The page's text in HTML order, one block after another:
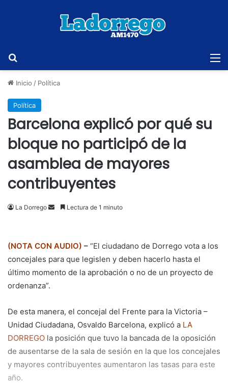
Inicio / Política
Política
Barcelona explicó por qué su
bloque no participó de la
asamblea de mayores
contribuyentes
La Dorrego
SendLectura de 1 minuto
(NOTA CON AUDIO) – “El ciudadano de Dorrego vota a los
concejales para que legislen y deben hacerlo hasta el
último momento de la aprobación o no de un proyecto de
ordenanza”.
De esta manera, el concejal del Frente para la Victoria –
Unidad Ciudadana, Osvaldo Barcelona, explicó a LA
DORREGO la posición que tuvo la bancada de la oposición
de ausentarse de la sala de sesión en la que los concejales
y mayores contribuyentes aumentaron las tasas para este
año.